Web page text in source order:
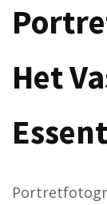
Het